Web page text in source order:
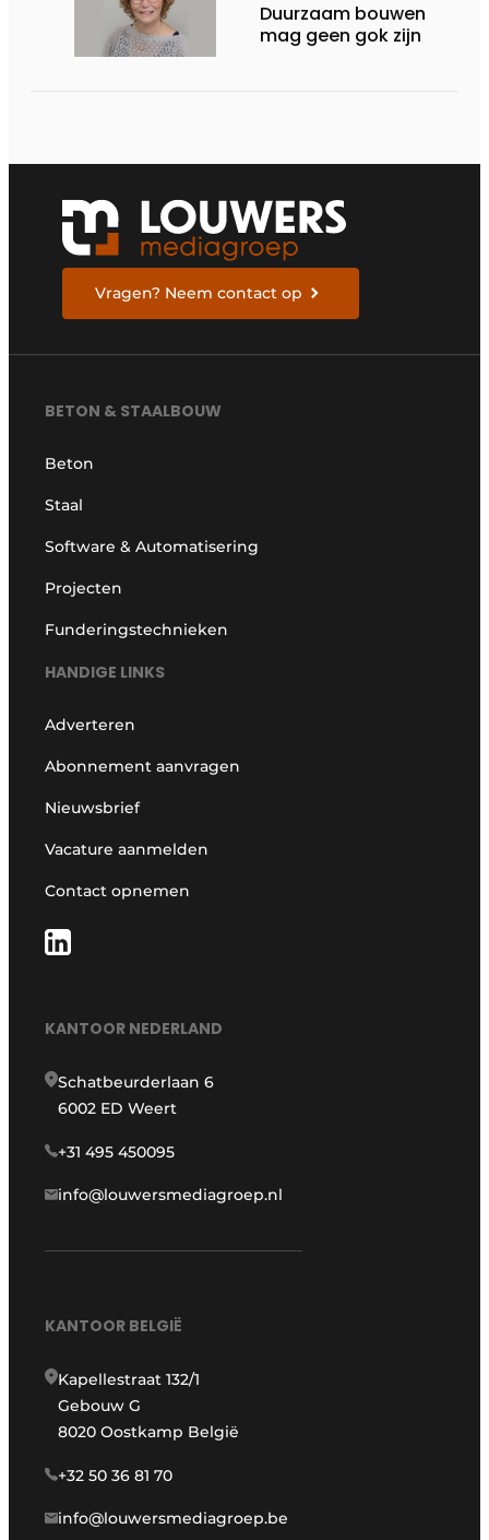
Duurzaam bouwen
mag geen gok zijn
Vragen? Neem contact op
BETON & STAALBOUW
Beton
Staal
Software & Automatisering
Projecten
Funderingstechnieken
HANDIGE LINKS
Adverteren
Abonnement aanvragen
Nieuwsbrief
Vacature aanmelden
Contact opnemen
KANTOOR NEDERLAND
Schatbeurderlaan 6
6002 ED Weert
+31 495 450095
info@louwersmediagroep.nl
KANTOOR BELGIË
Kapellestraat 132/1
Gebouw G
8020 Oostkamp België
+32 50 36 81 70
info@louwersmediagroep.be